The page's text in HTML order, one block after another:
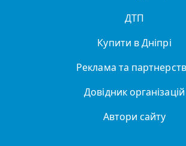
ДТП
Купити в Дніпрі
Реклама та
Довідник організацій
Автори сайту